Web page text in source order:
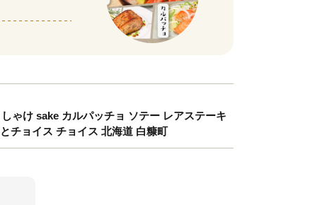
ゃけ sake カルパッチョ ソテー レアステーキ
チョイス チョイス 北海道 白糠町